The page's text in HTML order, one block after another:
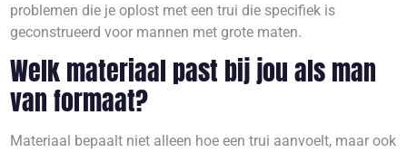
problemen die je oplost met een trui die specifiek is
geconstrueerd voor mannen met grote maten.
Welk materiaal past bij jou als man
van formaat?
Materiaal bepaalt niet alleen hoe een trui aanvoelt, maar ook